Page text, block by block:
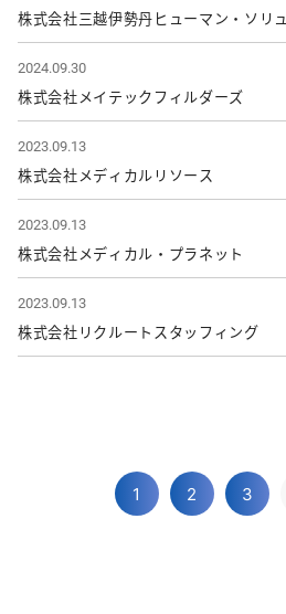
株式会社三越伊勢丹ヒューマン・ソリ
2024.09.30
株式会社メイテックフィルダーズ
2023.09.13
株式会社メディカルリソース
2023.09.13
株式会社メディカル・プラネット
2023.09.13
株式会社リクルートスタッフィング
1 2 3